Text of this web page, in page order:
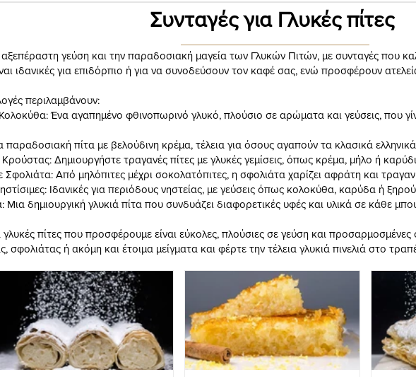
Συνταγές για Γλυκές πίτες
γεύση και την παραδοσιακή μαγεία των Γλυκών Πιτών, με συνταγές που
ιδανικές για επιδόρπιο ή για να συνοδεύσουν τον καφέ σας, ενώ προσφέρουν
περιλαμβάνουν:​
Ένα αγαπημένο φθινοπωρινό γλυκό, πλούσιο σε αρώματα και γεύσεις, που
παραδοσιακή πίτα με βελούδινη κρέμα, τέλεια για όσους αγαπούν τα κλασικά
Δημιουργήστε τραγανές πίτες με γλυκές γεμίσεις, όπως κρέμα, μήλο ή
Σφολιάτα: Από μηλόπιτες μέχρι σοκολατόπιτες, η σφολιάτα χαρίζει αφράτη και
Ιδανικές για περιόδους νηστείας, με γεύσεις όπως κολοκύθα, καρύδα ή
Μια δημιουργική γλυκιά πίτα που συνδυάζει διαφορετικές υφές και υλικά σε κάθε
γλυκές πίτες που προσφέρουμε είναι εύκολες, πλούσιες σε γεύση και
σφολιάτας ή ακόμη και έτοιμα μείγματα και φέρτε την τέλεια γλυκιά πινελιά στο